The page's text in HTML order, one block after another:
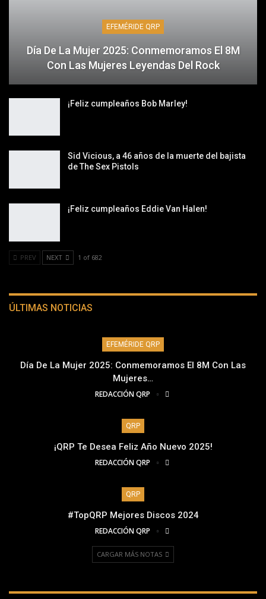
EFEMÉRIDE QRP
Día De La Mujer 2025: Conmemoramos El 8M
Con Las Mujeres Leyendas Del Rock
¡Feliz cumpleaños Bob Marley!
Sid Vicious, a 46 años de la muerte del bajista
de The Sex Pistols
¡Feliz cumpleaños Eddie Van Halen!
PREV NEXT 1 of 682
ÚLTIMAS NOTICIAS
EFEMÉRIDE QRP
Día De La Mujer 2025: Conmemoramos El 8M Con Las
Mujeres…
REDACCIÓN QRP
QRP
¡QRP Te Desea Feliz Año Nuevo 2025!
REDACCIÓN QRP
QRP
#TopQRP Mejores Discos 2024
REDACCIÓN QRP
CARGAR MÁS NOTAS